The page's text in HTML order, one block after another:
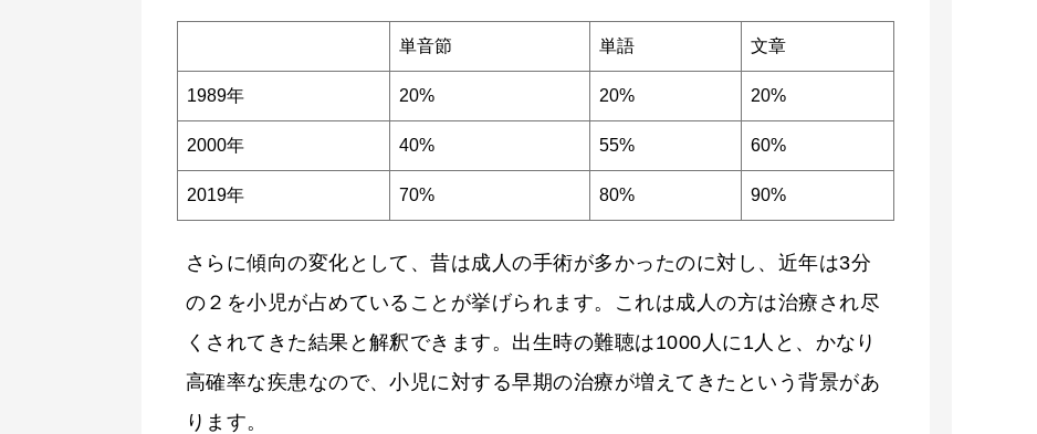
単音節 単語 文章
1989年 20% 20% 20%
2000年 40% 55% 60%
2019年 70% 80% 90%
さらに傾向の変化として、昔は成人の手術が多かったのに対し、近年は3分
の２を小児が占めていることが挙げられます。これは成人の方は治療され尽
くされてきた結果と解釈できます。出生時の難聴は1000人に1人と、かなり
高確率な疾患なので、小児に対する早期の治療が増えてきたという背景があ
ります。